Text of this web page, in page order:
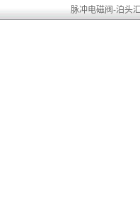
脉冲电磁阀-泊头